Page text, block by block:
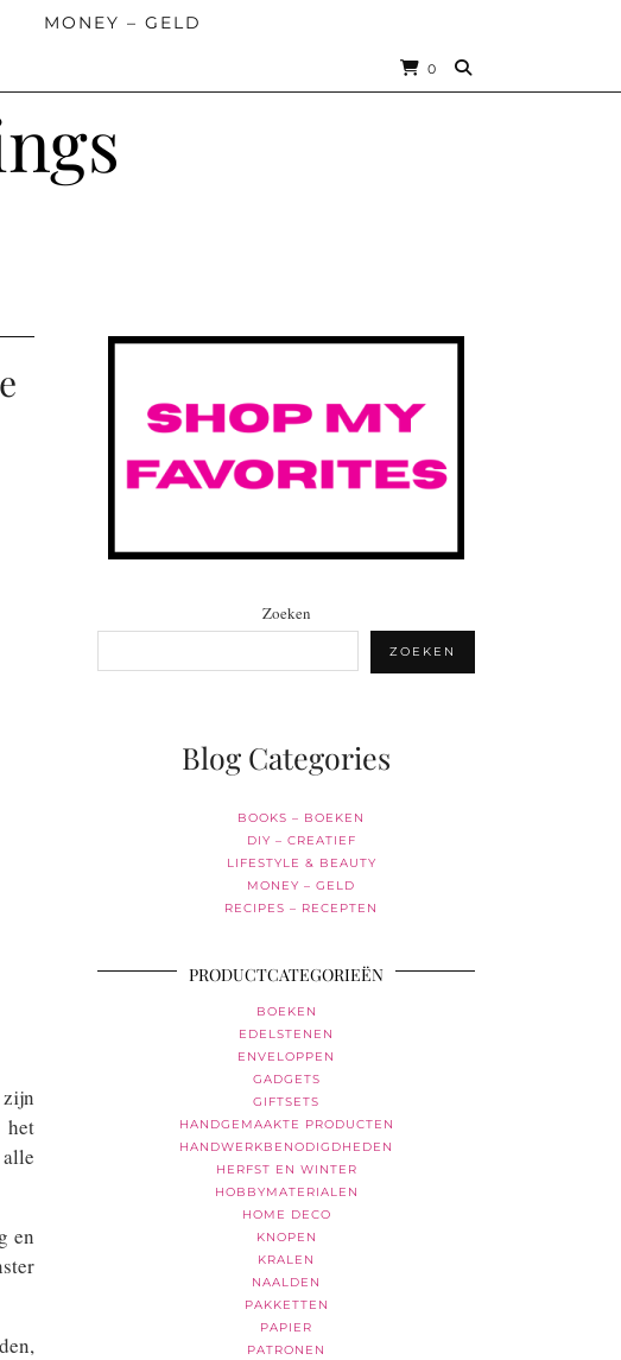
MONEY – GELD
0
het
en
Zoeken
ZOEKEN
Blog Categories
BOOKS – BOEKEN
DIY – CREATIEF
LIFESTYLE & BEAUTY
MONEY – GELD
RECIPES – RECEPTEN
PRODUCTCATEGORIEËN
BOEKEN
EDELSTENEN
ENVELOPPEN
GADGETS
GIFTSETS
HANDGEMAAKTE PRODUCTEN
HANDWERKBENODIGDHEDEN
HERFST EN WINTER
HOBBYMATERIALEN
HOME DECO
KNOPEN
KRALEN
NAALDEN
PAKKETTEN
PAPIER
PATRONEN